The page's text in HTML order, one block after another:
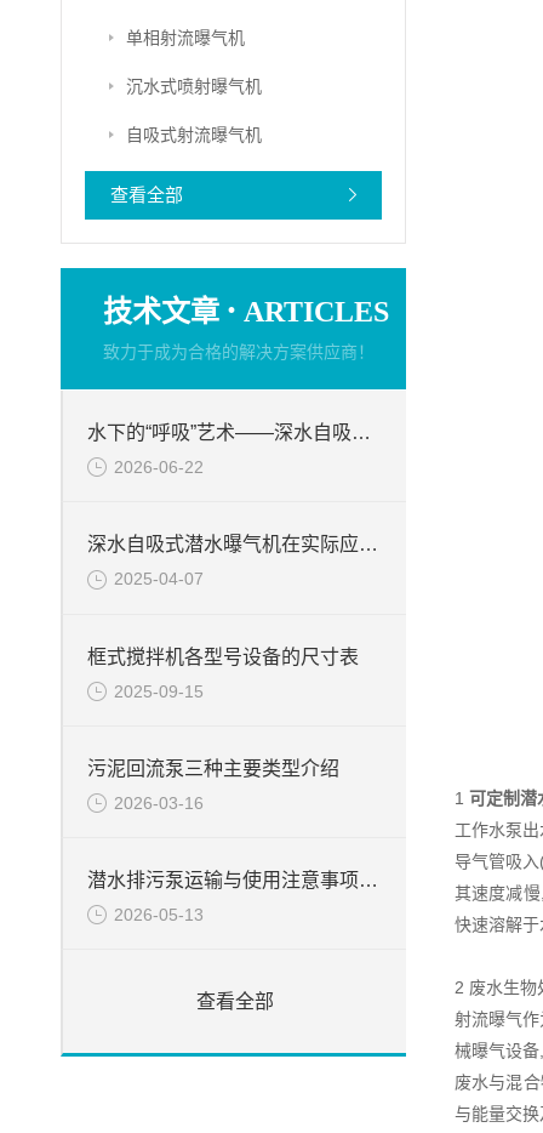
单相射流曝气机
沉水式喷射曝气机
自吸式射流曝气机
查看全部
技术文章 · ARTICLES
致力于成为合格的解决方案供应商！
水下的“呼吸”艺术——深水自吸式潜水曝气机的技术原理与核心优势
2026-06-22
深水自吸式潜水曝气机在实际应用场景中的性能优势
2025-04-07
框式搅拌机各型号设备的尺寸表
2025-09-15
污泥回流泵三种主要类型介绍
2026-03-16
潜水排污泵运输与使用注意事项说明
2026-05-13
查看全部
1 可定制潜
工作水泵
导气管吸
其速度减
快速溶解
2 废水生物
射流曝气
械曝气设
废水与混
与能量交